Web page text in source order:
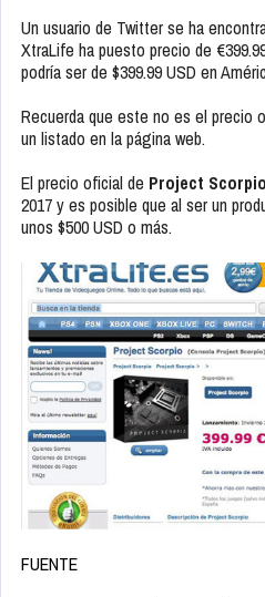
Un usuario de Twitter se ha
XtraLife ha puesto precio de
podría ser de $399.99 USD en
Recuerda que este no es el precio
un listado en la página web.
El precio oficial de Project Scorpio
2017 y es posible que al ser un
unos $500 USD o más.
FUENTE